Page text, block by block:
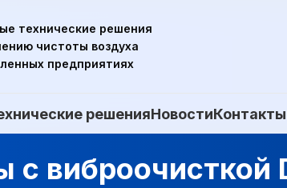
технические решения
чистоты воздуха
предприятиях
решенияНовостиКонтакты
виброочисткой